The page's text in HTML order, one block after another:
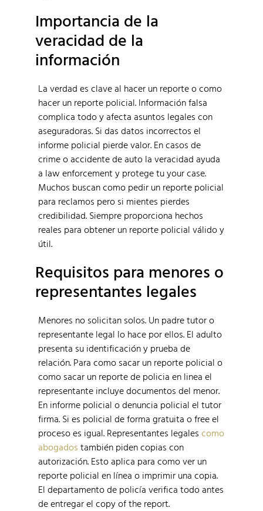
Importancia de la
veracidad de la
información
La verdad es clave al hacer un reporte o como
hacer un reporte policial. Información falsa
complica todo y afecta asuntos legales con
aseguradoras. Si das datos incorrectos el
informe policial pierde valor. En casos de
crime o accidente de auto la veracidad ayuda
a law enforcement y protege tu your case.
Muchos buscan como pedir un reporte policial
para reclamos pero si mientes pierdes
credibilidad. Siempre proporciona hechos
reales para obtener un reporte policial válido y
útil.
Requisitos para menores o
representantes legales
Menores no solicitan solos. Un padre tutor o
representante legal lo hace por ellos. El adulto
presenta su identificación y prueba de
relación. Para como sacar un reporte policial o
como sacar un reporte de policia en linea el
representante incluye documentos del menor.
En informe policial o denuncia policial el tutor
firma. Si es policial de forma gratuita o free el
proceso es igual. Representantes legales como
abogados también piden copias con
autorización. Esto aplica para como ver un
reporte policial en línea o imprimir una copia.
El departamento de policía verifica todo antes
de entregar el copy of the report.